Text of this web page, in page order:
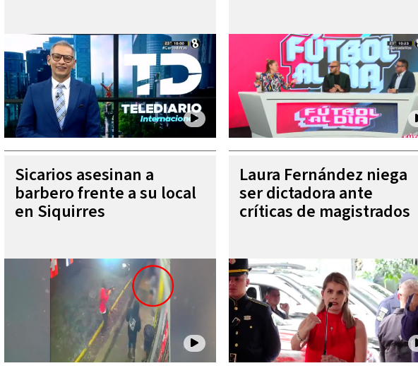
Sicarios asesinan a
barbero frente a su local
en Siquirres
Laura Fernández niega
ser dictadora ante
críticas de magistrados